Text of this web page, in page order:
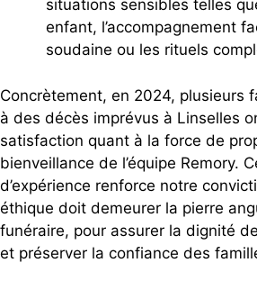
situations sensibles telles
enfant, l’accompagnement
soudaine ou les rituels
Concrètement, en 2024, plusieurs
à des décès imprévus à Linselles
satisfaction quant à la force de
bienveillance de l’équipe Remory.
d’expérience renforce notre
éthique doit demeurer la pierre
funéraire, pour assurer la dignité
et préserver la confiance des